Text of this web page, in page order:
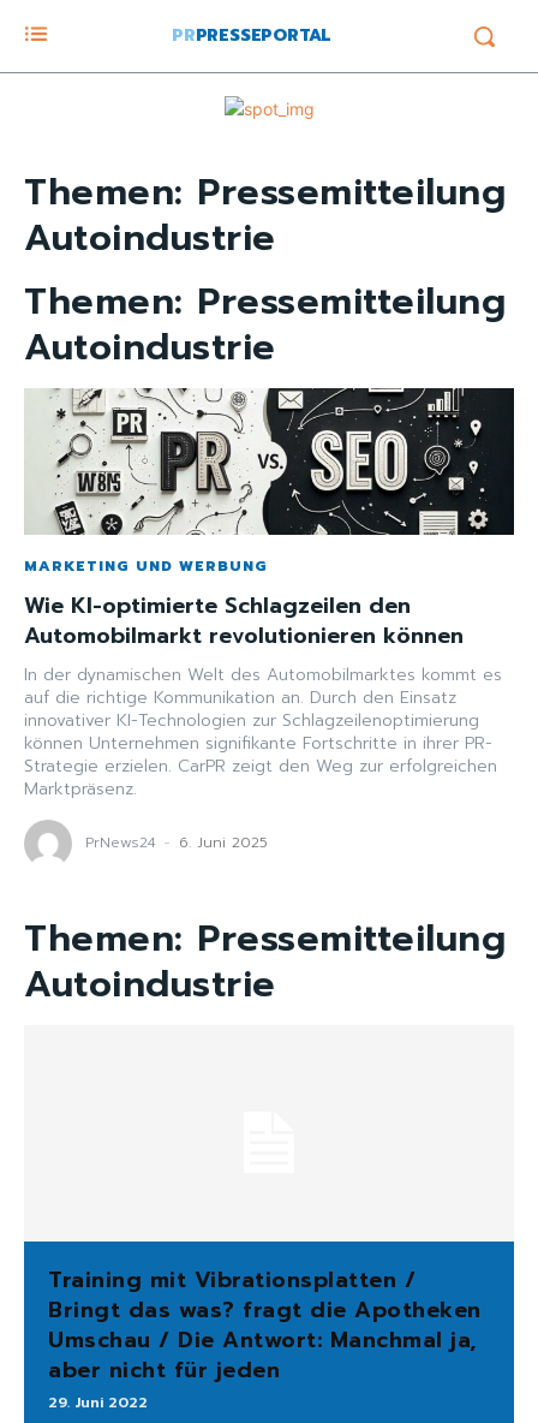
PRPRESSEPORTAL
Themen: Pressemitteilung
Autoindustrie
Themen: Pressemitteilung
Autoindustrie
MARKETING UND WERBUNG
Wie KI-optimierte Schlagzeilen den
Automobilmarkt revolutionieren können
In der dynamischen Welt des Automobilmarktes kommt es
auf die richtige Kommunikation an. Durch den Einsatz
innovativer KI-Technologien zur Schlagzeilenoptimierung
können Unternehmen signifikante Fortschritte in ihrer PR-
Strategie erzielen. CarPR zeigt den Weg zur erfolgreichen
Marktpräsenz.
PrNews24 - 6. Juni 2025
Themen: Pressemitteilung
Autoindustrie
Training mit Vibrationsplatten /
Bringt das was? fragt die Apotheken
Umschau / Die Antwort: Manchmal ja,
aber nicht für jeden
29. Juni 2022